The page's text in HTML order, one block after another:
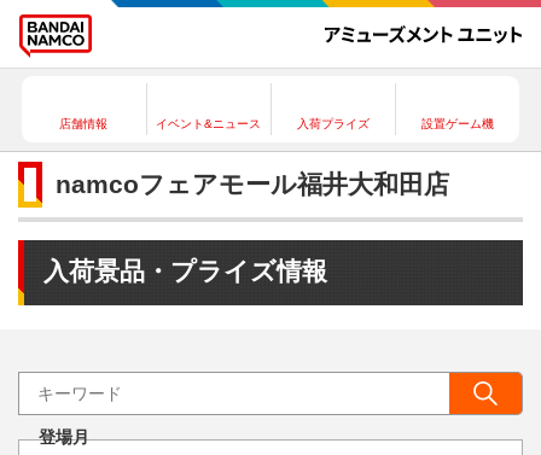
店舗情報 イベント&ニュース 入荷プライズ 設置ゲーム機
namcoフェアモール福井大和田店
入荷景品・プライズ情報
登場月